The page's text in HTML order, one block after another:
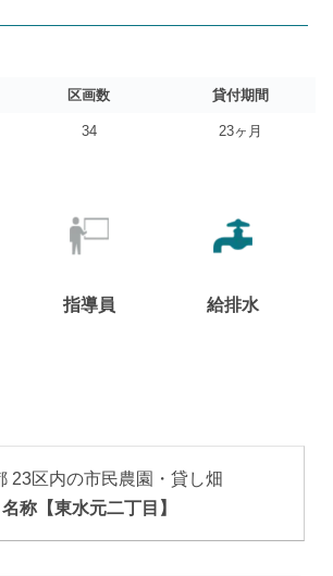
区画数 貸付期間
34 23ヶ月
指導員 給排水
23区内の市民農園・貸し畑
名称【東水元二丁目】